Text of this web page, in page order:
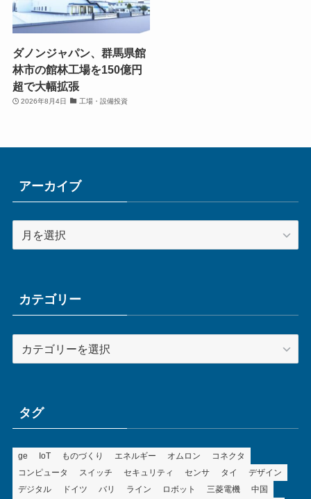
ダノンジャパン、群馬県館
林市の館林工場を150億円
超で大幅拡張
2026年8月4日 工場・設備投資
アーカイブ
ー
ブカテゴリー
ータグ
ge IoT ものづくり エネルギー オムロン
コネクタ
コンピュータ
スイッチ セキュリティ センサ タイ
デザイン
デジタル
ドイツ バリ ライン ロボット 三菱電機 中国